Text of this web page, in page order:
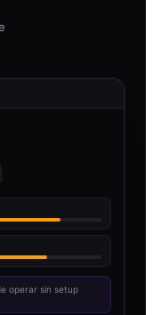
operar sin setup